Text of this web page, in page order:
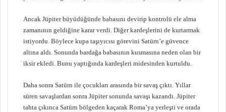
Ancak Jüpiter büyüdüğünde babasını devirip kontrolü ele alma
zamanının geldiğine karar verdi. Diğer kardeşlerini de kurtarmak
istiyordu. Böylece kupa taşıyıcısı görevini Satürn’e güvence
altına aldı. Sonunda bardağa babasının kusmasına neden olan bir
iksir ekledi. Bunu yaptığında kardeşleri midesinden kurtuldu.
Daha sonra Satürn ile çocukları arasında bir savaş çıktı. Yıllar
süren savaşlardan sonra Jüpiter sonunda savaşı kazandı. Jüpiter
tahta çıkınca Satürn bölgeden kaçarak Roma’ya yerleşti ve orada